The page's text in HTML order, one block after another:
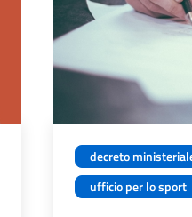
decreto
ufficio per lo sport